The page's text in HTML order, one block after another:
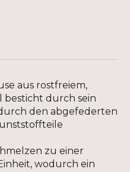
aus rostfreiem,
durch sein
den abgefederten
zu einer
wodurch ein